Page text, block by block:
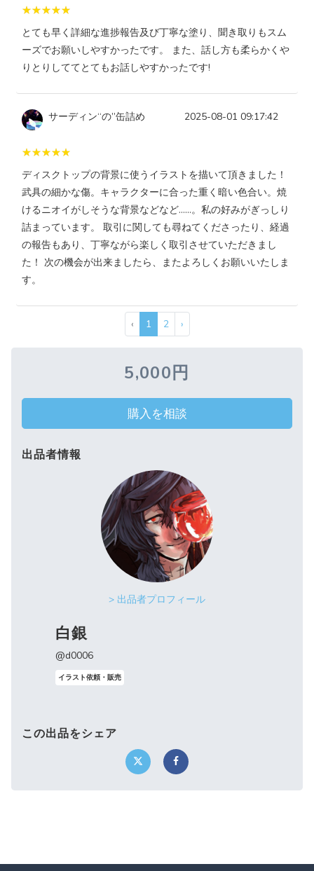
とても早く詳細な進捗報告及び丁寧な塗り、聞き取りもスム
ーズでお願いしやすかったです。 また、話し方も柔らかくや
りとりしててとてもお話しやすかったです!
サーディン“の”缶詰め 2025-08-01 09:17:42
ディスクトップの背景に使うイラストを描いて頂きました！
武具の細かな傷。キャラクターに合った重く暗い色合い。焼
けるニオイがしそうな背景などなど……。私の好みがぎっしり
詰まっています。 取引に関しても尋ねてくださったり、経過
の報告もあり、丁寧ながら楽しく取引させていただきまし
た！ 次の機会が出来ましたら、またよろしくお願いいたしま
す。
‹ 1 2 ›
5,000円
購入を相談
出品者情報
> 出品者プロフィール
白銀
@d0006
イラスト依頼・販売
この出品をシェア